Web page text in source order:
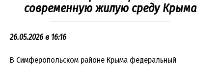
современную жилую среду Крыма
26.05.2026 в 16:16
В Симферопольском районе Крыма федеральный